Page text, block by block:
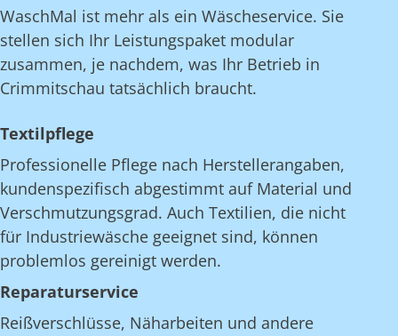
WaschMal ist mehr als ein Wäscheservice. Sie
stellen sich Ihr Leistungspaket modular
zusammen, je nachdem, was Ihr Betrieb in
Crimmitschau tatsächlich braucht.
Textilpflege
Professionelle Pflege nach Herstellerangaben,
kundenspezifisch abgestimmt auf Material und
Verschmutzungsgrad. Auch Textilien, die nicht
für Industriewäsche geeignet sind, können
problemlos gereinigt werden.
Reparaturservice
Reißverschlüsse, Näharbeiten und andere